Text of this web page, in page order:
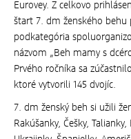
Eurovey. Z celkovo
štart 7. dm ženského behu
podkategória
názvom „Beh mamy s
Prvého ročníka sa
ktoré vytvorili 145 dvojíc.
7. dm ženský beh si užili
Rakúšanky, Češky,